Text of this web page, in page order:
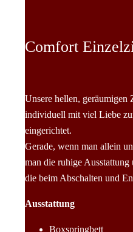
Comfort
Unsere hellen, geräumigen
individuell mit viel Liebe
eingerichtet.
Gerade, wenn man allein
man die ruhige Ausstattung
die beim Abschalten und
Ausstattung
Boxspringbett